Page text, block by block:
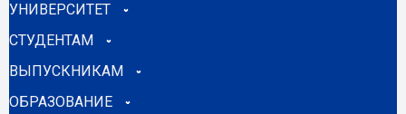
УНИВЕРСИТЕТ
СТУДЕНТАМ
ВЫПУСКНИКАМ
ОБРАЗОВАНИЕ